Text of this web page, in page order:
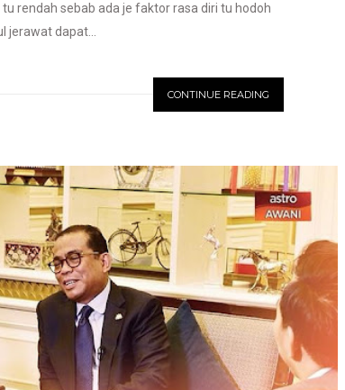
rendah sebab ada je faktor rasa diri tu hodoh
jerawat dapat...
CONTINUE READING